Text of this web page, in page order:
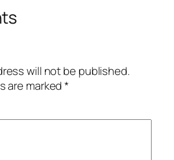
will not be published.
are marked*